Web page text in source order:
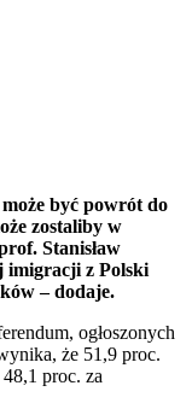
być powrót do
zostaliby w
Stanisław
imigracji z Polski
– dodaje.
ogłoszonych
że 51,9 proc.
proc. za